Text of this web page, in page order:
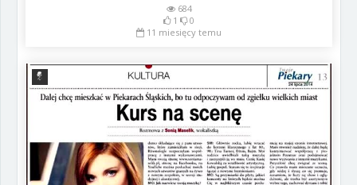
684
1
0
11 miesięcy temu